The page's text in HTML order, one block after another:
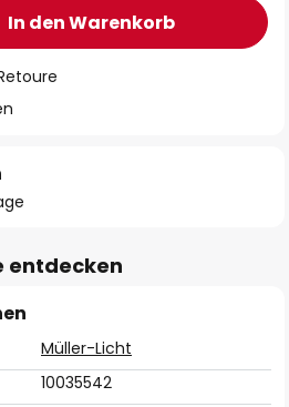
In den Warenkorb
entdecken
Müller-Licht
10035542